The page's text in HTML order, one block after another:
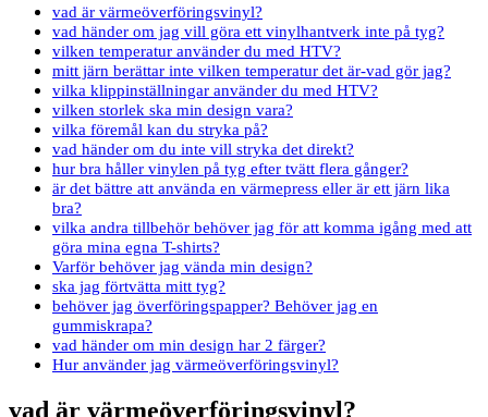
vad är värmeöverföringsvinyl?
vad händer om jag vill göra ett vinylhantverk inte på tyg?
vilken temperatur använder du med HTV?
mitt järn berättar inte vilken temperatur det är-vad gör jag?
vilka klippinställningar använder du med HTV?
vilken storlek ska min design vara?
vilka föremål kan du stryka på?
vad händer om du inte vill stryka det direkt?
hur bra håller vinylen på tyg efter tvätt flera gånger?
är det bättre att använda en värmepress eller är ett järn lika
bra?
vilka andra tillbehör behöver jag för att komma igång med att
göra mina egna T-shirts?
Varför behöver jag vända min design?
ska jag förtvätta mitt tyg?
behöver jag överföringspapper? Behöver jag en
gummiskrapa?
vad händer om min design har 2 färger?
Hur använder jag värmeöverföringsvinyl?
vad är värmeöverföringsvinyl?